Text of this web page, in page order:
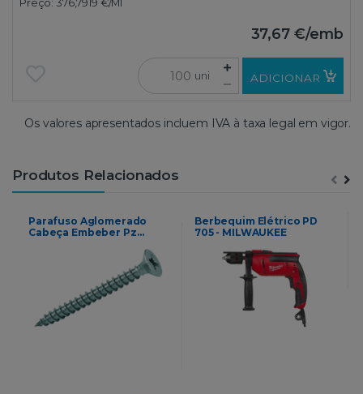
Preço: 376,7919 €/Ml
37,67 €/emb
uni ADICIONAR
Os valores apresentados incluem IVA à taxa legal em vigor.
Produtos Relacionados
Parafuso Aglomerado
Cabeça Embeber Pz
Berbequim Elétrico PD
705 - MILWAUKEE